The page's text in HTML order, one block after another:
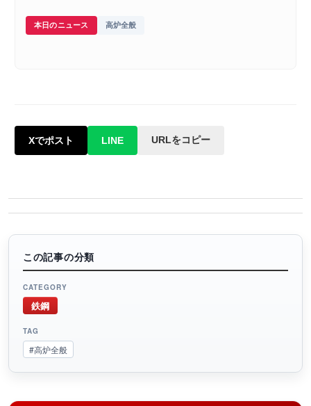
本日のニュース 高炉全般
Xでポスト LINE URLをコピー
この記事の分類
CATEGORY
鉄鋼
TAG
#高炉全般